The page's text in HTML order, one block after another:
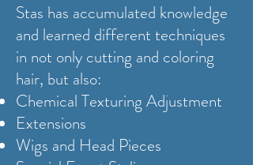
Stas has accumulated knowledge
and learned different techniques
in not only cutting and coloring
hair, but also:
Chemical Texturing Adjustment
Extensions
Wigs and Head Pieces